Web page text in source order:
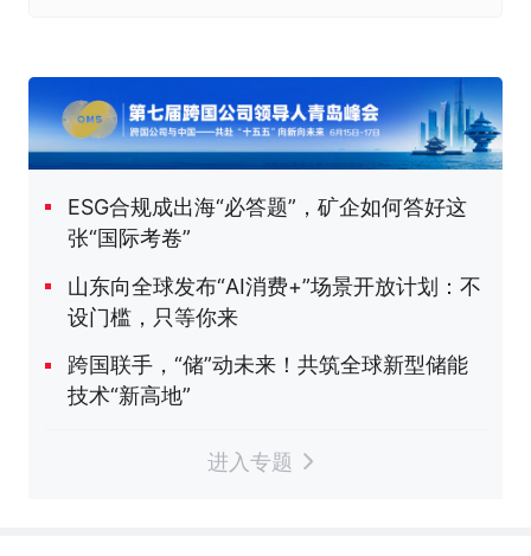
ESG合规成出海“必答题”，矿企如何答好这
张“国际考卷”
山东向全球发布“AI消费+”场景开放计划：不
设门槛，只等你来
跨国联手，“储”动未来！共筑全球新型储能
技术“新高地”
进入专题